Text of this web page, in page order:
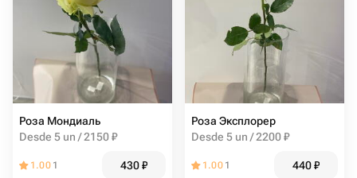
Роза Мондиаль
Desde 5 un / 2150 ₽
1.00 1 430₽
Роза Эксплорер
Desde 5 un / 2200 ₽
1.00 1 440₽